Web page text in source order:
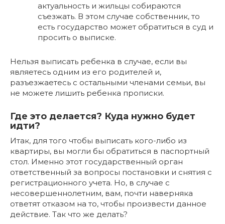
актуальность и жильцы собираются
съезжать. В этом случае собственник, то
есть государство может обратиться в суд и
просить о выписке.
Нельзя выписать ребенка в случае, если вы
являетесь одним из его родителей и,
разъезжаетесь с остальными членами семьи, вы
не можете лишить ребенка прописки.
Где это делается? Куда нужно будет
идти?
Итак, для того чтобы выписать кого-либо из
квартиры, вы могли бы обратиться в паспортный
стол. Именно этот государственный орган
ответственный за вопросы постановки и снятия с
регистрационного учета. Но, в случае с
несовершеннолетним, вам, почти наверняка
ответят отказом на то, чтобы произвести данное
действие. Так что же делать?